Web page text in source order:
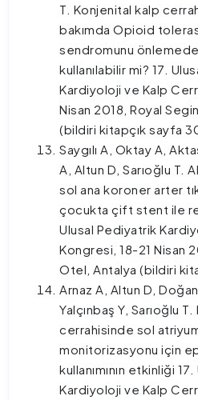
T. Konjenital kalp
bakımda Opioid
sendromunu
kullanılabilir mi? 17.
Kardiyoloji ve Kalp
Nisan 2018, Royal
(bildiri kitapçık sayfa
Saygılı A, Oktay A,
A, Altun D, Sarıoğlu T.
sol ana koroner arter
çocukta çift stent ile
Ulusal Pediyatrik
Kongresi, 18-21 Nisan
Otel, Antalya (bildiri
Arnaz A, Altun D, Doğan
Yalçınbaş Y, Sarıoğlu
cerrahisinde sol atriyum
monitorizasyonu için
kullanımının etkinliği
Kardiyoloji ve Kalp